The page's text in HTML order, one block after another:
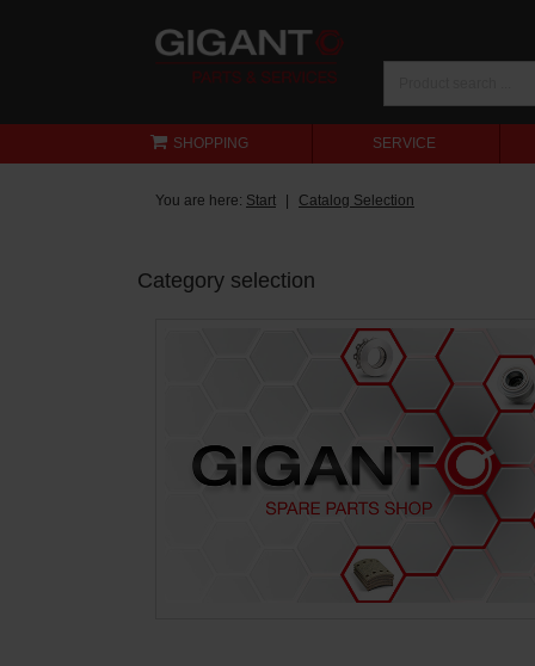
SHOPPING SERVICE
You are here: Start Catalog Selection
Category selection